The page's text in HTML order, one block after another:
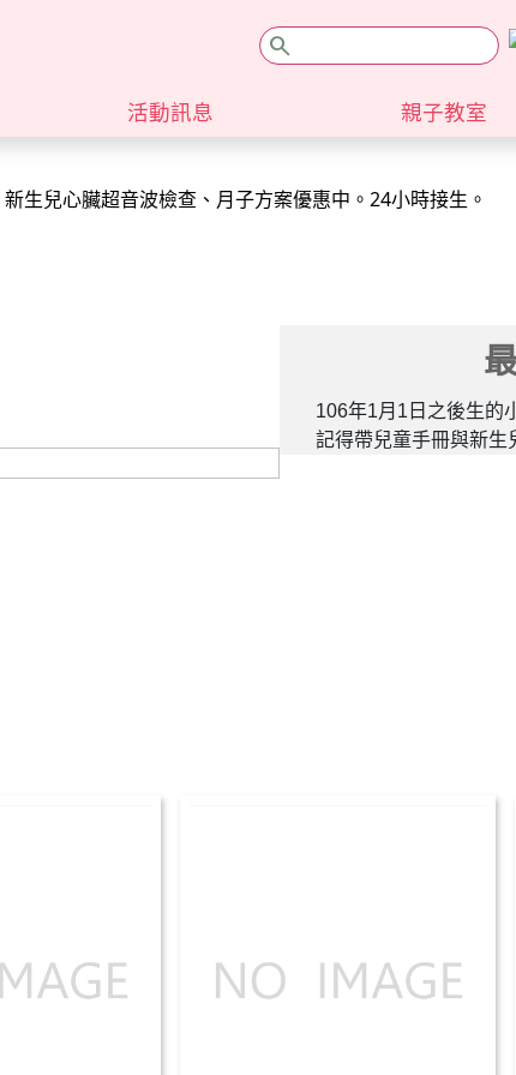
search
活動訊息 親子教室
生兒心臟超音波檢查、月子方案優惠中。24小時接生。
生兒心臟超音波檢查、月子方案優惠中。24小時接生。
106年1月1日之後生的
記得帶兒童手冊與新生